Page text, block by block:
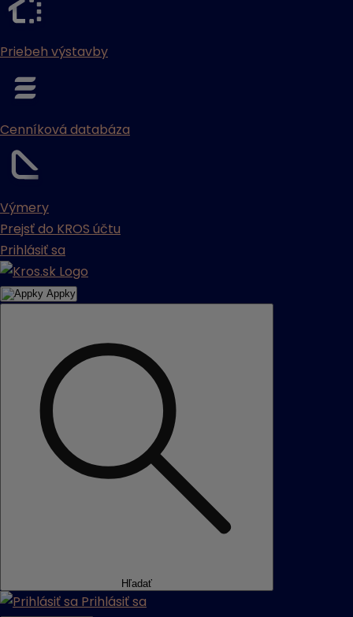
Priebeh výstavby
Cenníková databáza
Výmery
Prejsť do KROS účtu
Prihlásiť sa
Appky
Hľadať
Prihlásiť sa